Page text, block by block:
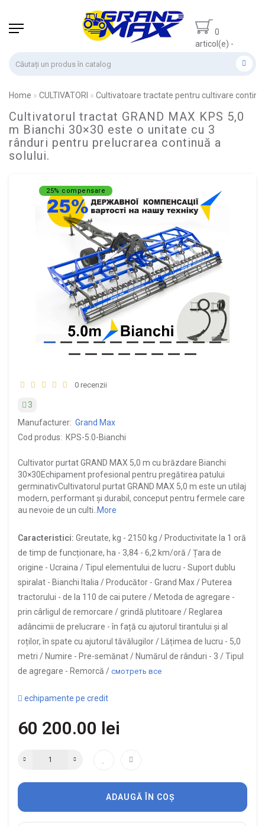
0
articol(e) -
Home CULTIVATORI Cultivatoare tractate pentru cultivare
Cultivatorul tractat GRAND MAX KPS 5,0
m Bianchi 30×30 este o unitate cu 3
rânduri pentru prelucrarea continuă a
solului.
25% compensare
0 recenzii
3
Manufacturer: Grand Max
Cod produs: КPS-5.0-Bianchi
Cultivator purtat GRAND MAX 5,0 m cu brăzdare Bianchi
30×30Echipament profesional pentru pregătirea patului
germinativCultivatorul purtat GRAND MAX 5,0 m este un utilaj
modern, performant și durabil, conceput pentru fermele care
au nevoie de un culti.. More
Caracteristici: Greutate, kg - 2150 kg / Productivitate la 1 oră
de timp de funcționare, ha - 3,84 - 6,2 km/oră /Țara de
origine - Ucraina /Tipul elementului de lucru - Suport dublu
spiralat - Bianchi Italia / Producător - Grand Max / Puterea
tractorului - de la 110 de cai putere / Metoda de agregare -
prin cârligul de remorcare / grindă plutitoare / Reglarea
adâncimii de prelucrare -în față cu ajutorul tirantului și al
roților, în spate cu ajutorul tăvălugilor /
Lățimea de lucru - 5,0
metri / Numire - Pre-semănat / Numărul de rânduri - 3 /Tipul
de agregare - Remorcă / смотреть все
echipamente pe credit
60 200.00 lei
ADAUGĂ ÎN COȘ